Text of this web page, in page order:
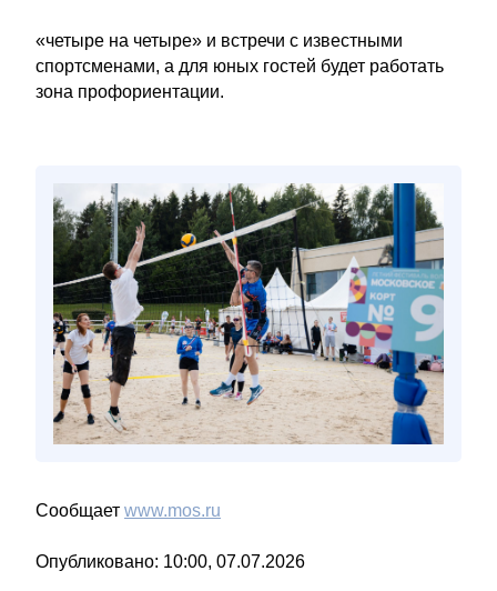
«четыре на четыре» и встречи с известными
спортсменами, а для юных гостей будет работать
зона профориентации.
Сообщает www.mos.ru
Опубликовано: 10:00, 07.07.2026